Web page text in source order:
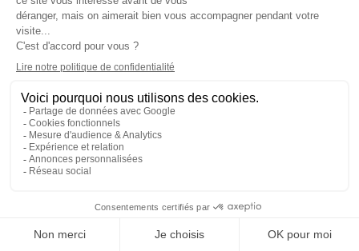
soyez payé immédiatement, même sans
1
Créez votre
demande de
paiement
Indiquez le montant du chantier ou de l’acompte